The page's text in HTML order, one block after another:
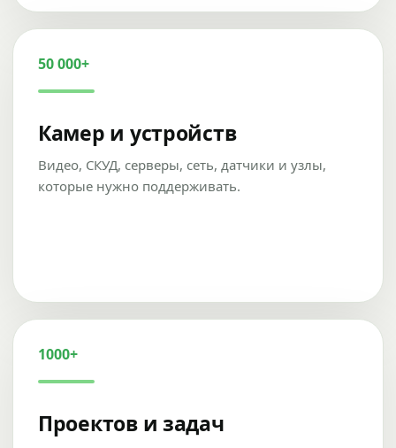
50 000+
Камер и устройств
Видео, СКУД, серверы, сеть, датчики и узлы,
которые нужно поддерживать.
1000+
Проектов и задач